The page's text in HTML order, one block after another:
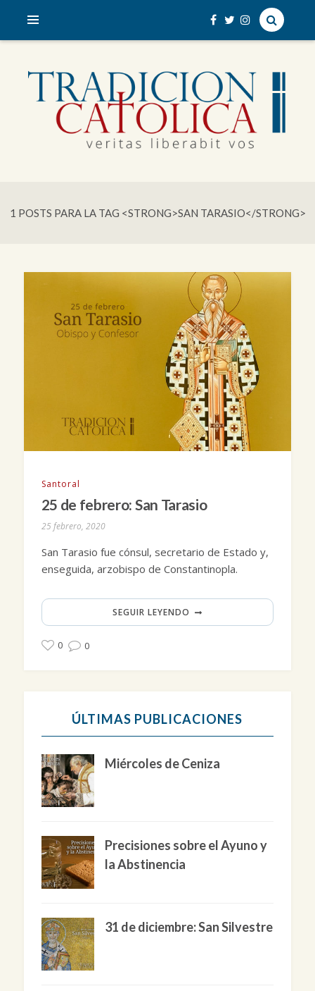
1 POSTS PARA LA TAG <STRONG>SAN TARASIO</STRONG>
Santoral
25 de febrero: San Tarasio
25 febrero, 2020
San Tarasio fue cónsul, secretario de Estado y,
enseguida, arzobispo de Constantinopla.
SEGUIR LEYENDO
0 0
ÚLTIMAS PUBLICACIONES
Miércoles de Ceniza
Precisiones sobre el Ayuno y
la Abstinencia
31 de diciembre: San Silvestre